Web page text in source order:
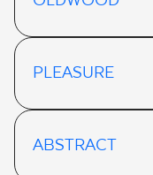
PLEASURE
ABSTRACT